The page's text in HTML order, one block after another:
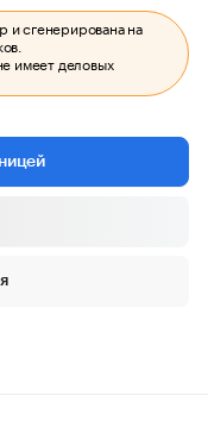
и сгенерирована на
имеет деловых